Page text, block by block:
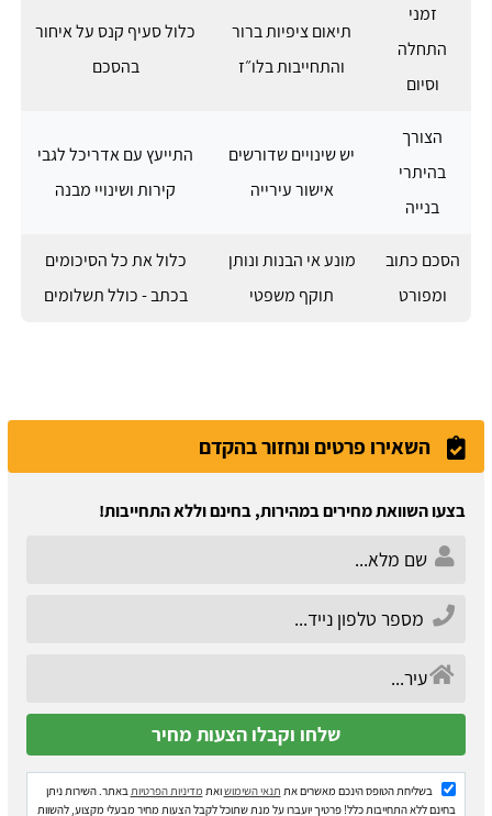
זמני
התחלה
וסיום
תיאום ציפיות ברור
והתחייבות בלו״ז
כלול סעיף קנס על איחור
בהסכם
הצורך
בהיתרי
בנייה
יש שינויים שדורשים
אישור עירייה
התייעץ עם אדריכל לגבי
קירות ושינויי מבנה
הסכם כתוב
ומפורט
מונע אי הבנות ונותן
תוקף משפטי
כלול את כל הסיכומים
בכתב - כולל תשלומים
השאירו פרטים ונחזור בהקדם
בצעו השוואת מחירים במהירות, בחינם וללא התחייבות!
בשליחת הטופס הינכם מאשרים את תנאי השימושואת מדיניות הפרטיותבאתר. השירות ניתן
בחינם ללא התחייבות כלל! פרטיך יועברו על מנת שתוכל לקבל הצעות מחיר מבעלי מקצוע, להשוות